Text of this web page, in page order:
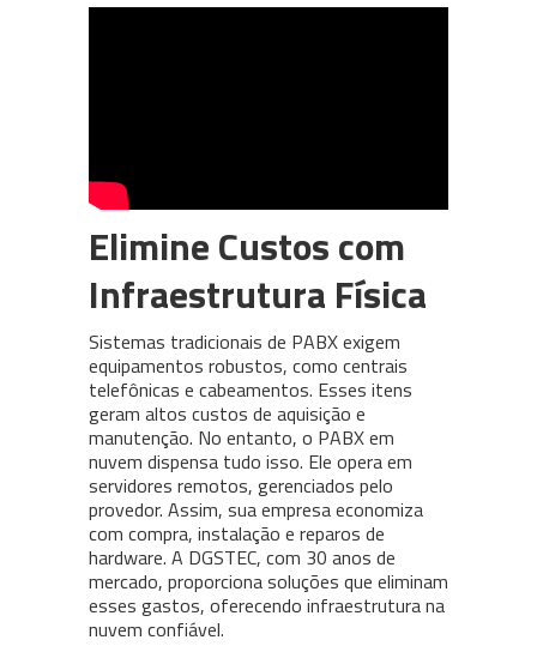
Elimine Custos com
Infraestrutura Física
Sistemas tradicionais de PABX exigem
equipamentos robustos, como centrais
telefônicas e cabeamentos. Esses itens
geram altos custos de aquisição e
manutenção. No entanto, o PABX em
nuvem dispensa tudo isso. Ele opera em
servidores remotos, gerenciados pelo
provedor. Assim, sua empresa economiza
com compra, instalação e reparos de
hardware. A DGSTEC, com 30 anos de
mercado, proporciona soluções que eliminam
esses gastos, oferecendo infraestrutura na
nuvem confiável.